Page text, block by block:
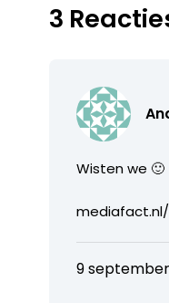
3
Wisten we 🙂
9